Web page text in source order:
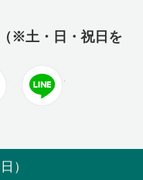
※土・日・祝日を
Youtube